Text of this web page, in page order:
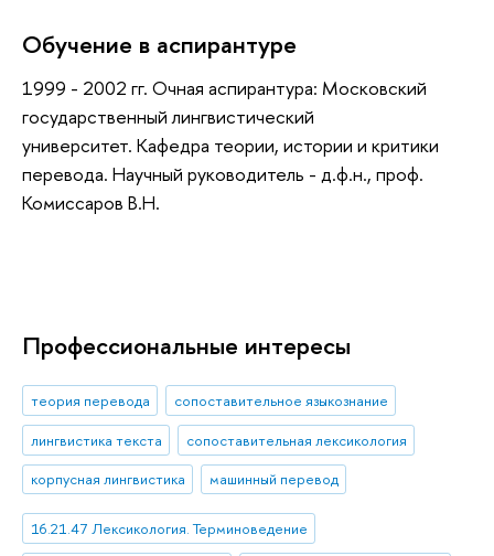
Обучение в аспирантуре
1999 - 2002 гг. Очная аспирантура: Московский
государственный лингвистический
университет. Кафедра теории, истории и критики
перевода. Научный руководитель - д.ф.н., проф.
Комиссаров В.Н.
Профессиональные интересы
теория перевода
сопоставительное языкознание
лингвистика текста
сопоставительная лексикология
корпусная лингвистика
машинный перевод
16.21.47 Лексикология. Терминоведение